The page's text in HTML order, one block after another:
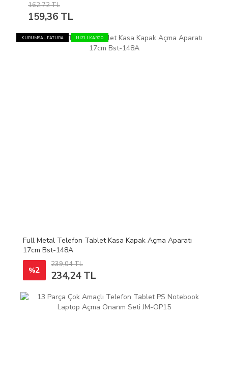
162,72 TL
159,36 TL
KURUMSAL FATURA HIZLI KARGO
Full Metal Telefon Tablet Kasa Kapak Açma Aparatı
17cm Bst-148A
%2
239,04 TL
234,24 TL